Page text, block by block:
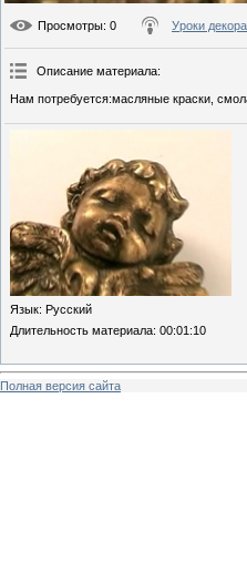
Просмотры: 0 Уроки декора
Описание материала:
Нам потребуется:масляные краски,
Язык: Русский
Длительность материала: 00:01:10
Полная версия сайта